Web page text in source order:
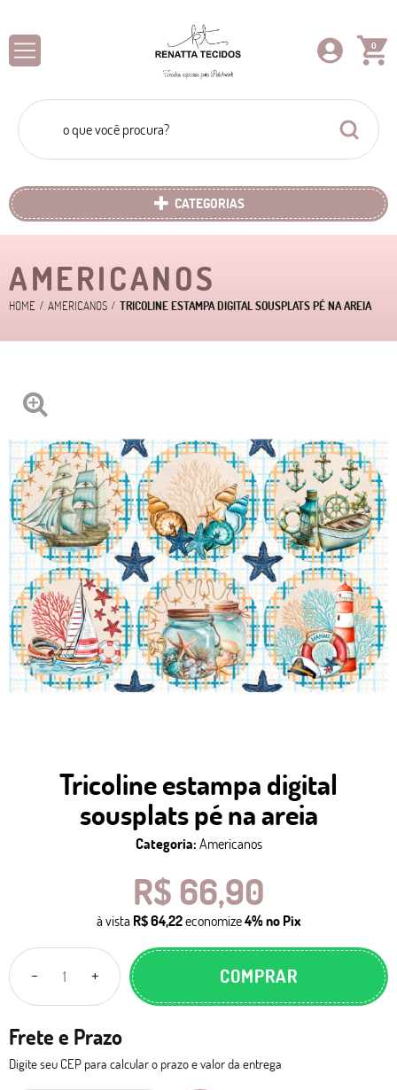
0
CATEGORIAS
AMERICANOS
HOME AMERICANOS TRICOLINE ESTAMPA DIGITAL SOUSPLATS PÉ NA AREIA
Tricoline estampa digital
sousplats pé na areia
Categoria: Americanos
R$ 66,90
à vista R$ 64,22economize4%no Pix
COMPRAR
Frete e Prazo
Digite seu CEP para calcular o prazo e valor da entrega